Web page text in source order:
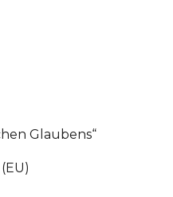
Glaubens“